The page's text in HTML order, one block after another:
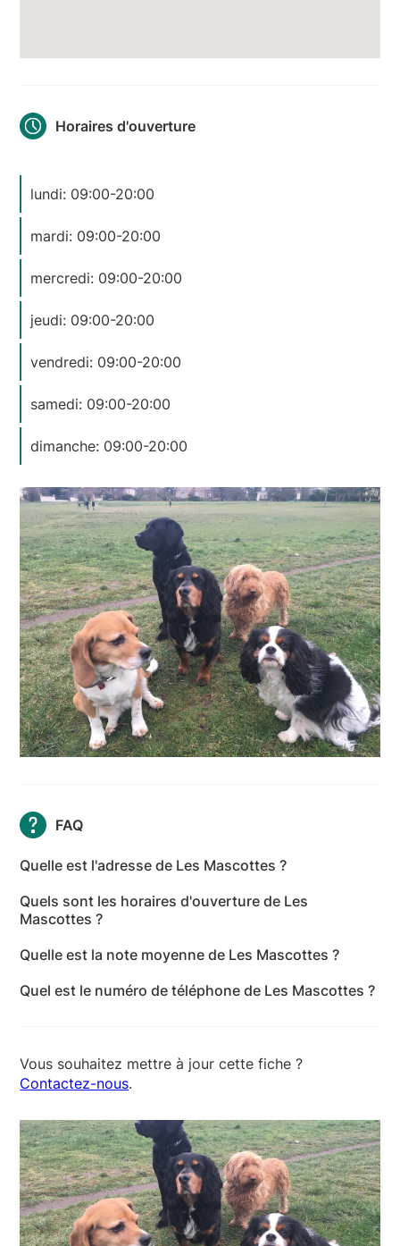
Horaires d'ouverture
lundi: 09:00-20:00
mardi: 09:00-20:00
mercredi: 09:00-20:00
jeudi: 09:00-20:00
vendredi: 09:00-20:00
samedi: 09:00-20:00
dimanche: 09:00-20:00
FAQ
Quelle est l'adresse de Les Mascottes ?
Président Roosevelt, 78110 Le Vésinet - Yvelines
Quels sont les horaires d'ouverture de Les
Mascottes ?
suivants : lundi: 09:00-20:00 - mardi: 09:00-20:00 -
mercredi: 09:00-20:00 - jeudi: 09:00-20:00 -
vendredi: 09:00-20:00 - samedi: 09:00-20:00 -
Quelle est la note moyenne de Les Mascottes ?
de 5 sur 5.
Quel est le numéro de téléphone de Les Mascottes ?
Vous souhaitez mettre à jour cette fiche ?
Contactez-nous.